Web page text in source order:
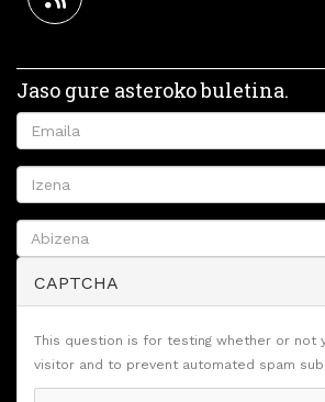
Jaso gure asteroko buletina.
CAPTCHA
This question is for testing whether or not
visitor and to prevent automated spam